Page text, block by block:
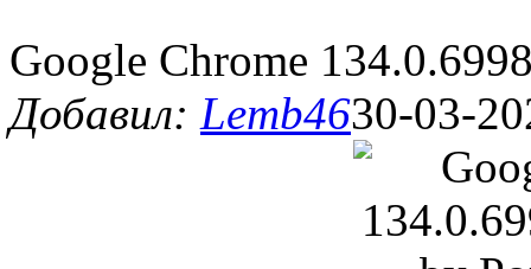
Google Chrome
Добавил: Lemb4630-03-